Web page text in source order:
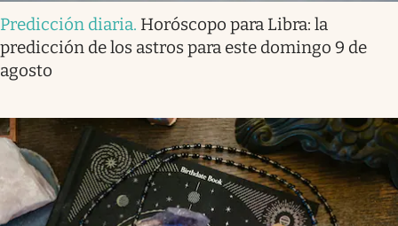
Predicción diaria. Horóscopo para Libra: la
predicción de los astros para este domingo 9 de
agosto